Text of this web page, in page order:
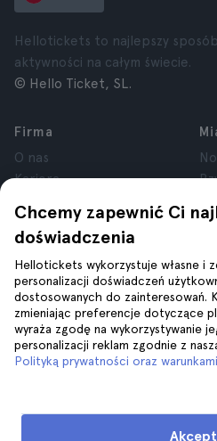
Chcemy zapewnić Ci
doświadczenia
Hellotickets wykorzystuje własne i
personalizacji doświadczeń
dostosowanych do zainteresowań.
zmieniając preferencje dotyczące
wyraża zgodę na wykorzystywanie
personalizacji reklam zgodnie z
Polityką prywatności oraz
Hellotickets to najlepszy
aktywności na całym świecie.
© Hello Ticket, SL.
Firma
O nas
Kariera
Recenzje
Prywatność
Regulamin
Informacje prawne
Pliki cookie
Pomoc